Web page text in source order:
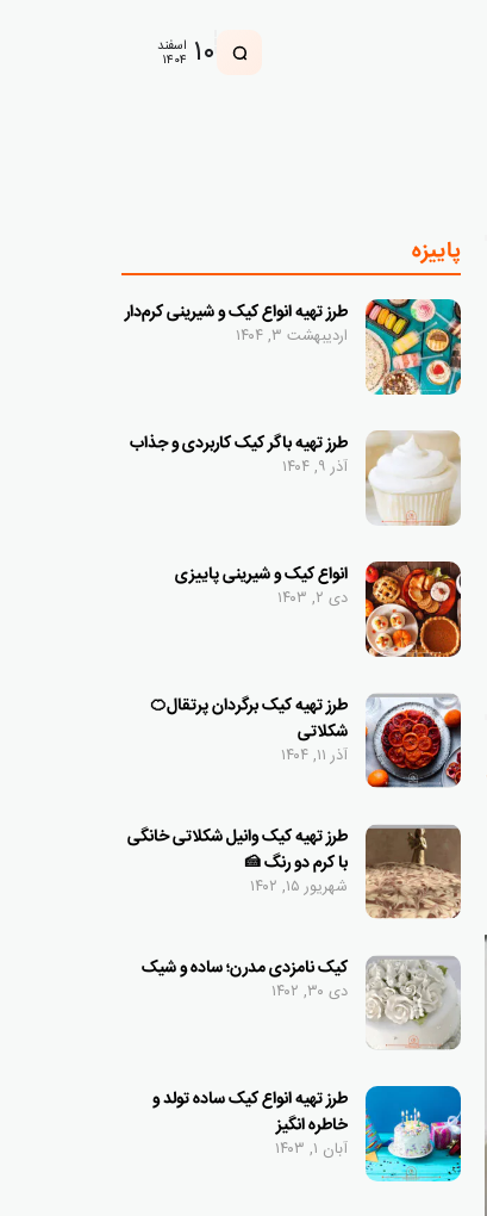
۱۰ اسفند
۱۴۰۴
پاییزه
طرز تهیه انواع کیک و شیرینی کرم‌دار
اردیبهشت ۳, ۱۴۰۴
طرز تهیه باگر کیک کاربردی و جذاب
آذر ۹, ۱۴۰۴
انواع کیک و شیرینی پاییزی
دی ۲, ۱۴۰۳
طرز تهیه کیک برگردان پرتقال🍊
شکلاتی
آذر ۱۱, ۱۴۰۴
طرز تهیه کیک وانیل شکلاتی خانگی
با کرم دو رنگ 🍰
شهریور ۱۵, ۱۴۰۲
کیک نامزدی مدرن؛ ساده و شیک
دی ۳۰, ۱۴۰۲
طرز تهیه انواع کیک ساده تولد و
خاطره انگیز
آبان ۱, ۱۴۰۳